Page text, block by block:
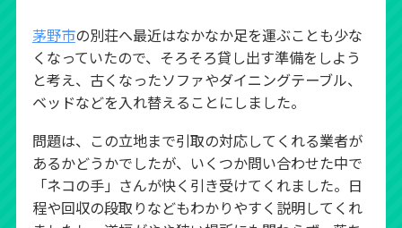
茅野市の別荘へ最近はなかなか足を運ぶことも少な
くなっていたので、そろそろ貸し出す準備をしよう
と考え、古くなったソファやダイニングテーブル、
ベッドなどを入れ替えることにしました。
問題は、この立地まで引取の対応してくれる業者が
あるかどうかでしたが、いくつか問い合わせた中で
「ネコの手」さんが快く引き受けてくれました。日
程や回収の段取りなどもわかりやすく説明してくれ